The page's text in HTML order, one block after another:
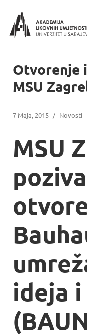
Otvorenje
MSU
7 Maja, 2015 / Novosti
MSU
ideja